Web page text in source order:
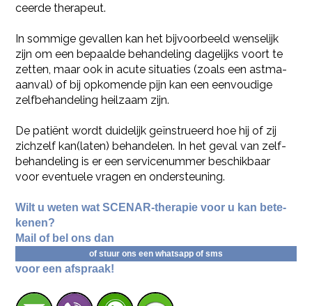
ceer­de the­ra­peut.
In som­mi­ge ge­val­len kan het bij­voor­beeld wen­se­lijk
zijn om een be­paal­de be­han­de­ling da­ge­lijks voort te
zet­ten, maar ook in acute si­tu­a­ties (zoals een astma-
aan­val) of bij op­ko­men­de pijn kan een een­vou­di­ge
zelf­be­han­de­ling heil­zaam zijn.
De patiënt wordt dui­de­lijk geïnstru­eerd hoe hij of zij
zich­zelf kan(laten) be­han­de­len. In het geval van zelf­
be­han­de­ling is er een ser­vi­ce­num­mer be­schik­baar
voor even­tu­e­le vra­gen en on­der­steu­ning.
Wilt u weten wat SCE­NAR-the­ra­pie voor u kan be­te­
ke­nen?
Mail of bel ons dan
of stuur ons een whats­app of sms
voor een af­spraak!